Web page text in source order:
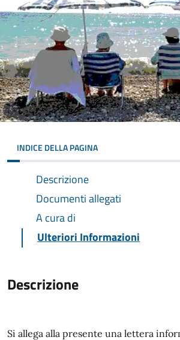
INDICE DELLA PAGINA
Descrizione
Documenti allegati
A cura di
Ulteriori Informazioni
Descrizione
Si allega alla presente una lettera